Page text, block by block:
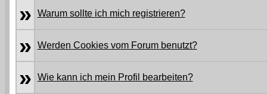
»
Warum sollte ich mich registrieren?
» Werden Cookies vom Forum benutzt?
» Wie kann ich mein Profil bearbeiten?